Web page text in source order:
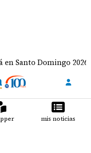
2026
mis noticias